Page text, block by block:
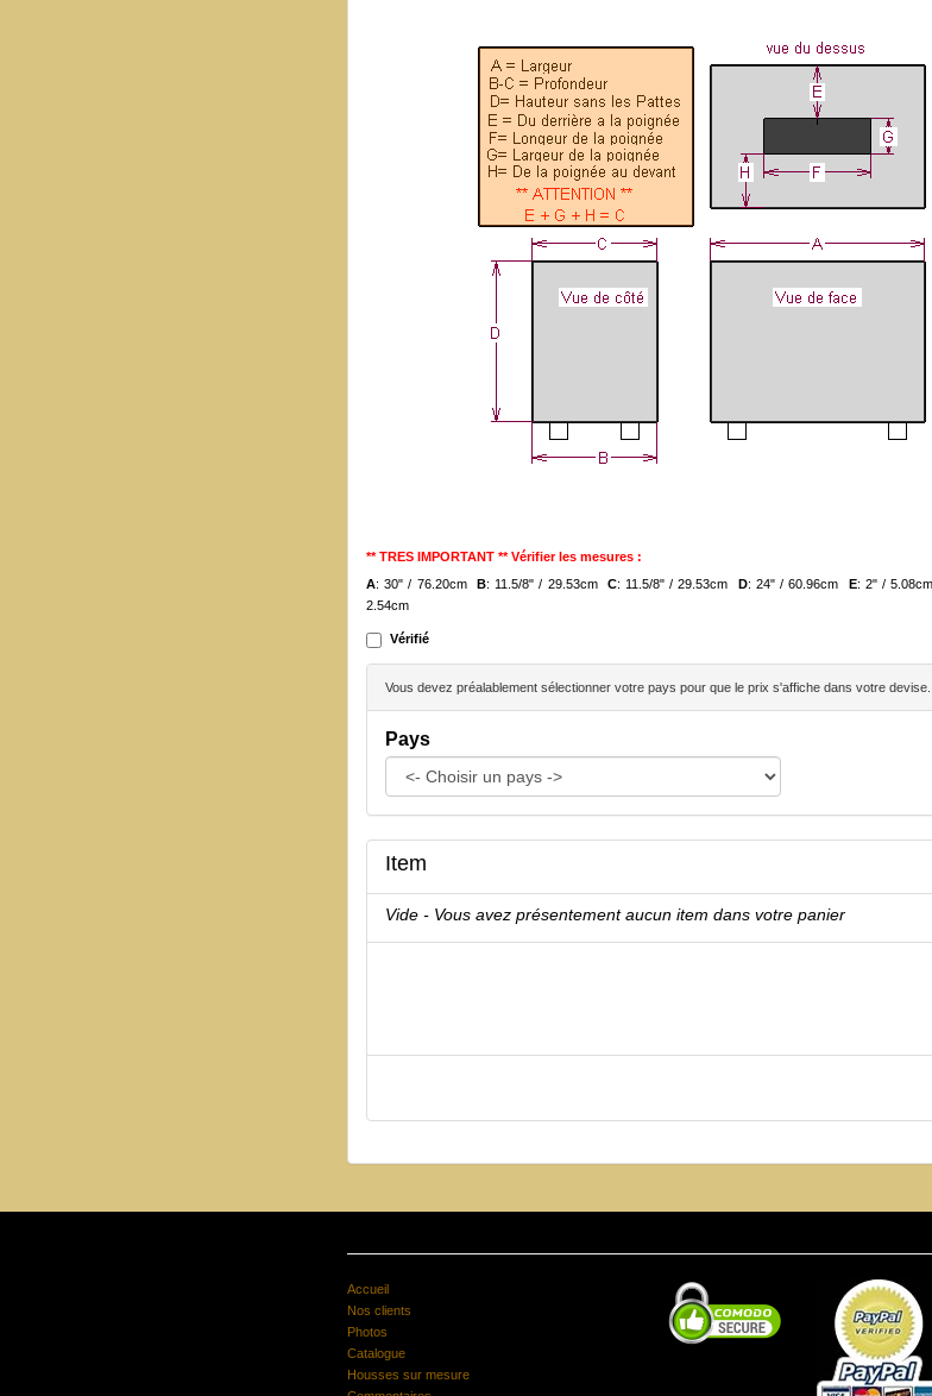
** TRES IMPORTANT ** Vérifier les mesures :
A: 30" / 76.20cm B: 11.5/8" / 29.53cm C: 11.5/8" / 29.53cm D: 24" / 60.96cm E: 2" /
2.54cm
Vérifié
Vous devez préalablement sélectionner votre pays pour que le prix s'affiche dans votre devise.
Pays
Item
Vide - Vous avez présentement aucun item dans votre panier
Accueil
Nos clients
Photos
Catalogue
Housses sur mesure